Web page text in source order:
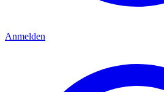
Anmelden